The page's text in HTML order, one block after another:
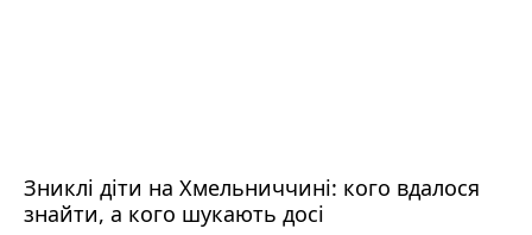
Зниклі діти на Хмельниччині: кого вдалося
знайти, а кого шукають досі